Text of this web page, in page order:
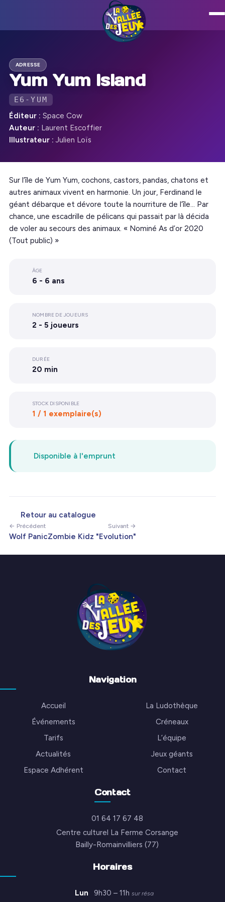
ADRESSE
Yum Yum Island
E6-YUM
Éditeur : Space Cow
Auteur : Laurent Escoffier
Illustrateur : Julien Loïs
Sur l’île de Yum Yum, cochons, castors, pandas, chatons et
autres animaux vivent en harmonie. Un jour, Ferdinand le
géant débarque et dévore toute la nourriture de l’île… Par
chance, une escadrille de pélicans qui passait par là décida
de voler au secours des animaux. « Nominé As d’or 2020
(Tout public) »
ÂGE
6 - 6 ans
NOMBRE DE JOUEURS
2 - 5 joueurs
DURÉE
20 min
STOCK DISPONIBLE
1 / 1 exemplaire(s)
Disponible à l'emprunt
Retour au catalogue
← Précédent
Wolf Panic
Suivant →
Zombie Kidz "Evolution"
Navigation
Accueil
La Ludothèque
Événements
Créneaux
Tarifs
L’équipe
Actualités
Jeux géants
Espace Adhérent
Contact
Contact
01 64 17 67 48
Centre culturel La Ferme Corsange
Bailly-Romainvilliers (77)
Horaires
Lun 9h30 – 11h sur résa